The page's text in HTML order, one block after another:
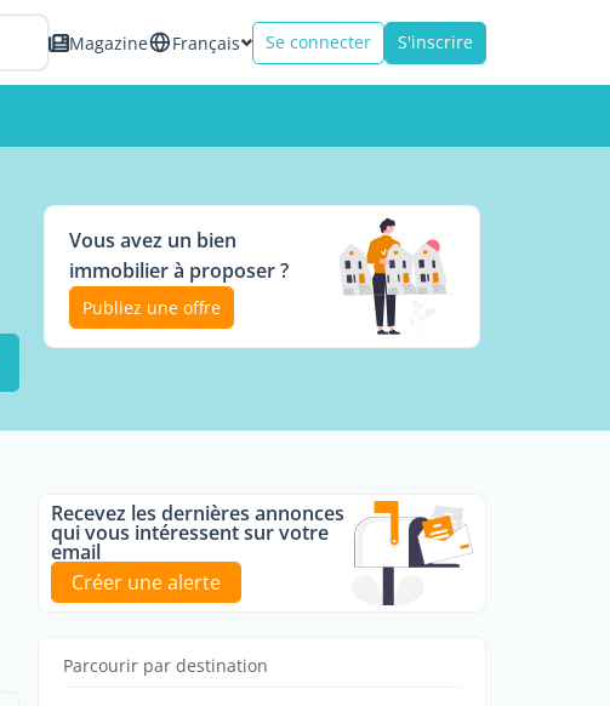
Magazine Français Se connecter S'inscrire
Vous avez un bien
immobilier à proposer ?
Publiez une offre
Recevez les dernières annonces
qui vous intéressent sur votre
email
Créer une alerte
Parcourir par destination